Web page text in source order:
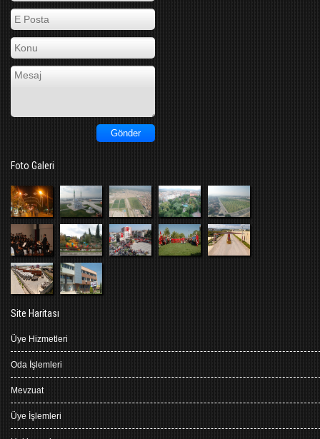
Foto Galeri
Site Haritası
Üye Hizmetleri
Oda İşlemleri
Mevzuat
Üye İşlemleri